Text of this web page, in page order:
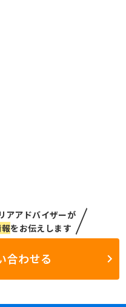
アアドバイザーが
をお伝えします
合わせる